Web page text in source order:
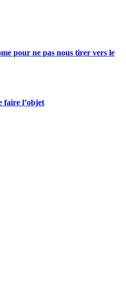
pour ne pas nous tirer vers le
faire l’objet